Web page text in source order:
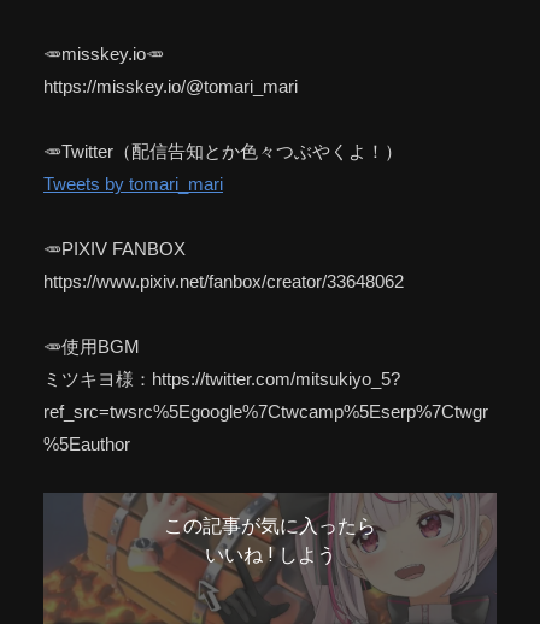
🥕misskey.io🥕
https://misskey.io/@tomari_mari
🥕Twitter（配信告知とか色々つぶやくよ！）
Tweets by tomari_mari
🥕PIXIV FANBOX
https://www.pixiv.net/fanbox/creator/33648062
🥕使用BGM
ミツキヨ様：https://twitter.com/mitsukiyo_5?
ref_src=twsrc%5Egoogle%7Ctwcamp%5Eserp%7Ctwgr
%5Eauthor
この記事が気に入ったら
いいね ! しよう